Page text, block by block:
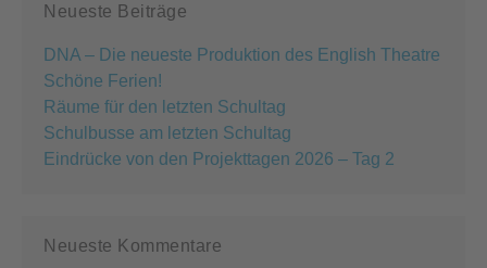
Neueste Beiträge
DNA – Die neueste Produktion des English Theatre
Schöne Ferien!
Räume für den letzten Schultag
Schulbusse am letzten Schultag
Eindrücke von den Projekttagen 2026 – Tag 2
Neueste Kommentare